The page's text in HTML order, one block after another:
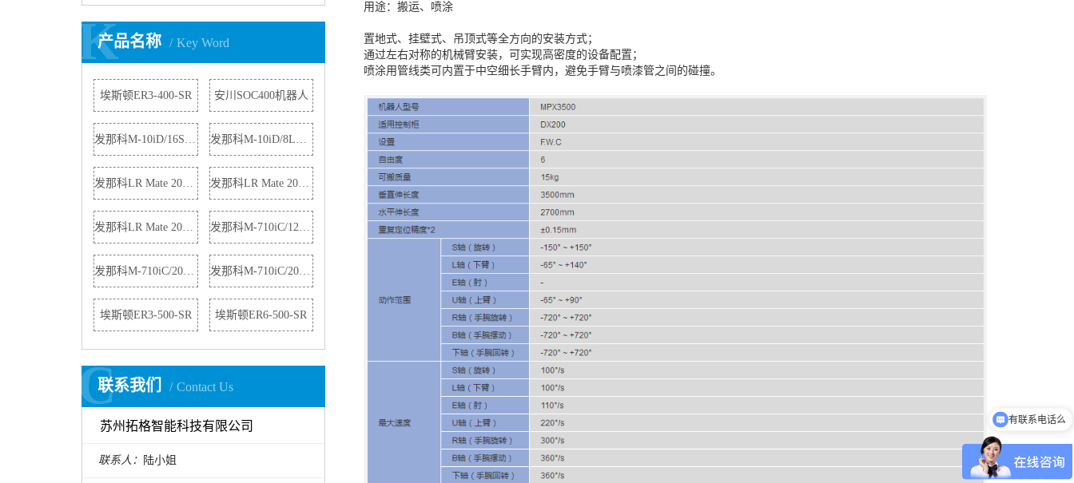
产品名称 Key Word
K
K
埃斯顿ER3-400-SR 安川SOC400机器人
发那科M-10iD/16S机器人 发那科M-10iD/8L机器人
发那科LR Mate 200iD机器人 发那科LR Mate 200iD/4S机器人
发那科LR Mate 200iD/4S机器人 发那科M-710iC/12L机器人
发那科M-710iC/20M机器人 发那科M-710iC/20L机器人
埃斯顿ER3-500-SR 埃斯顿ER6-500-SR
联系我们 Contact Us
C
C
苏州拓格智能科技有限公司
联系人： 陆小姐
用途：搬运、喷涂
置地式、挂壁式、吊顶式等全方向的安装方式；
通过左右对称的机械臂安装，可实现高密度的设备配置；
喷涂用管线类可内置于中空细长手臂内，避免手臂与喷漆管之间的碰撞。
有联系电话么